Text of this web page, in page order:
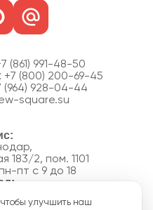
(861) 991-48-50
+7 (800) 200-69-45
(964) 928-04-44
square.su
183/2, пом. 1101
пт с 9 до 18
15
улучшить наш